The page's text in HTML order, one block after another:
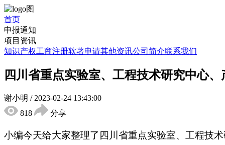
首页
申报通知
项目资讯
知识产权工商注册软著申请其他资讯公司简介联系我们
四川省重点实验室、工程技术研究中心
谢小明 / 2023-02-24 13:43:00
818
分享
小编今天给大家整理了四川省重点实验室、工程技